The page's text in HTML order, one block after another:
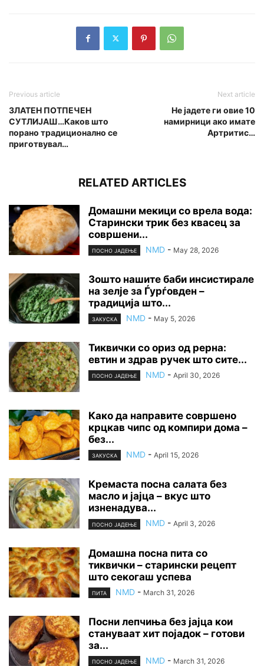
Previous article
ЗЛАТЕН ПОТПЕЧЕН
СУТЛИЈАШ…Каков што
порано традиционално се
приготвувал…
Next article
Не јадете ги овие 10
намирници ако имате
Артритис…
RELATED ARTICLES
Домашни мекици со врела вода:
Старински трик без квасец за
совршени...
ПОСНО ЈАДЕЊЕ NMD - May 28, 2026
Зошто нашите баби инсистирале
на зелје за Ѓурѓовден –
традиција што...
ЗАКУСКА NMD - May 5, 2026
Тиквички со ориз од рерна:
евтин и здрав ручек што сите...
ПОСНО ЈАДЕЊЕ NMD - April 30, 2026
Како да направите совршено
крцкав чипс од компири дома –
без...
ЗАКУСКА NMD - April 15, 2026
Кремаста посна салата без
масло и јајца – вкус што
изненадува...
ПОСНО ЈАДЕЊЕ NMD - April 3, 2026
Домашна посна пита со
тиквички – старински рецепт
што секогаш успева
ПИТА NMD - March 31, 2026
Посни лепчиња без јајца кои
стануваат хит појадок – готови
за...
ПОСНО ЈАДЕЊЕ NMD - March 31, 2026